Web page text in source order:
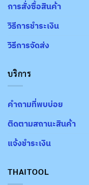
การสั่งซื้อสินค้า
วิธีการชำระเงิน
วิธีการจัดส่ง
บริการ
คำถามที่พบบ่อย
ติดตามสถานะสินค้า
แจ้งชำระเงิน
THAITOOL